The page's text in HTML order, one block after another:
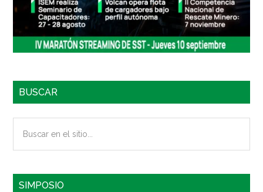
BUSCAR
SIMPOSIO